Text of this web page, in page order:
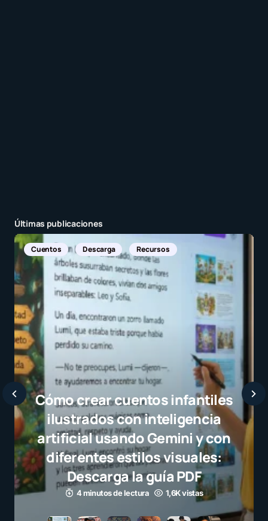
Últimas publicaciones
Noticias Internacionales
Javier Bardem elogia a la
selección campeona y destaca
el juego limpio como ejemplo
para millones de niños
3 minutos de lectura 1,1K vistas